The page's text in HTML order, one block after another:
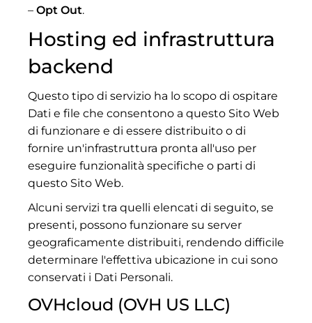
– Opt Out.
Hosting ed infrastruttura
backend
Questo tipo di servizio ha lo scopo di ospitare
Dati e file che consentono a questo Sito Web
di funzionare e di essere distribuito o di
fornire un'infrastruttura pronta all'uso per
eseguire funzionalità specifiche o parti di
questo Sito Web.
Alcuni servizi tra quelli elencati di seguito, se
presenti, possono funzionare su server
geograficamente distribuiti, rendendo difficile
determinare l'effettiva ubicazione in cui sono
conservati i Dati Personali.
OVHcloud (OVH US LLC)